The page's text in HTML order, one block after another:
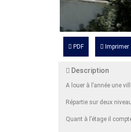
PDF Imprimer
Description
A louer à l’année une
Répartie sur deux
Quant à l’étage il